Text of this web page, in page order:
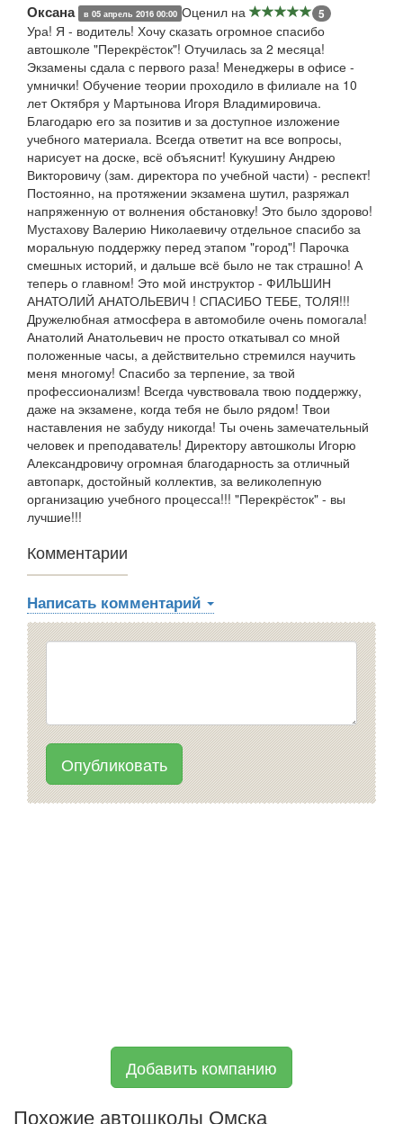
Оксана в 05 апрель 2016 00:00 Оценил на 5
Ура! Я - водитель! Хочу сказать огромное спасибо
автошколе "Перекрёсток"! Отучилась за 2 месяца!
Экзамены сдала с первого раза! Менеджеры в офисе -
умнички! Обучение теории проходило в филиале на 10
лет Октября у Мартынова Игоря Владимировича.
Благодарю его за позитив и за доступное изложение
учебного материала. Всегда ответит на все вопросы,
нарисует на доске, всё объяснит! Кукушину Андрею
Викторовичу (зам. директора по учебной части) - респект!
Постоянно, на протяжении экзамена шутил, разряжал
напряженную от волнения обстановку! Это было здорово!
Мустахову Валерию Николаевичу отдельное спасибо за
моральную поддержку перед этапом "город"! Парочка
смешных историй, и дальше всё было не так страшно! А
теперь о главном! Это мой инструктор - ФИЛЬШИН
АНАТОЛИЙ АНАТОЛЬЕВИЧ ! СПАСИБО ТЕБЕ, ТОЛЯ!!!
Дружелюбная атмосфера в автомобиле очень помогала!
Анатолий Анатольевич не просто откатывал со мной
положенные часы, а действительно стремился научить
меня многому! Спасибо за терпение, за твой
профессионализм! Всегда чувствовала твою поддержку,
даже на экзамене, когда тебя не было рядом! Твои
наставления не забуду никогда! Ты очень замечательный
человек и преподаватель! Директору автошколы Игорю
Александровичу огромная благодарность за отличный
автопарк, достойный коллектив, за великолепную
организацию учебного процесса!!! "Перекрёсток" - вы
лучшие!!!
Комментарии
Написать комментарий
Опубликовать
Добавить компанию
Похожие автошколы Омска